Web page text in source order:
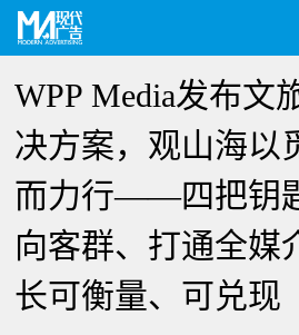
WPP Media发布文
决方案，观山海以
而力行——四把钥
向客群、打通全媒
长可衡量、可兑现